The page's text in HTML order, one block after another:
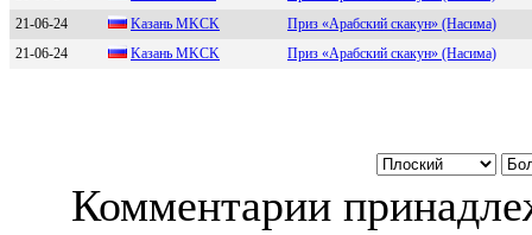
21-06-24
Kазань МKСK
Приз «Арабский скакун» (Насима)
21-06-24
Kaзaнь МKСK Приз «Арабский скакун» (Насима)
Комментарии